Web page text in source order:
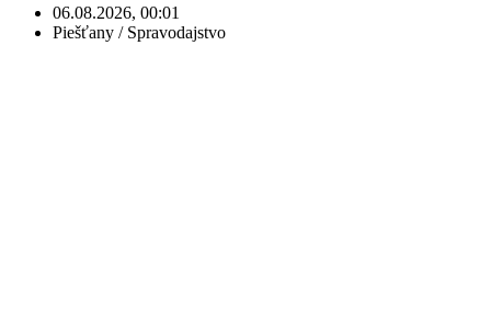
06.08.2026, 00:01
Piešťany / Spravodajstvo